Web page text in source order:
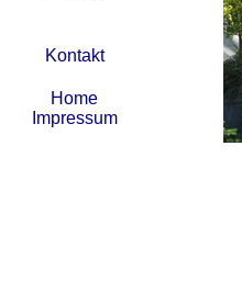
Kontakt
Home
Impressum